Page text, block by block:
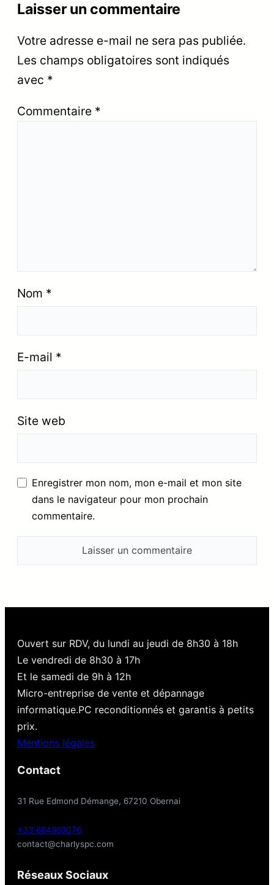
Laisser un commentaire
Votre adresse e-mail ne sera pas publiée.
Les champs obligatoires sont indiqués
avec *
Commentaire *
Nom *
E-mail *
Site web
Enregistrer mon nom, mon e-mail et mon site
dans le navigateur pour mon prochain
commentaire.
Ouvert sur RDV, du lundi au jeudi de 8h30 à 18h
Le vendredi de 8h30 à 17h
Et le samedi de 9h à 12h
Micro-entreprise de vente et dépannage
informatique.PC reconditionnés et garantis à petits
prix.
Mentions légales
Contact
31 Rue Edmond Démange, 67210 Obernai
+33 684969076
contact@charlyspc.com
Réseaux Sociaux